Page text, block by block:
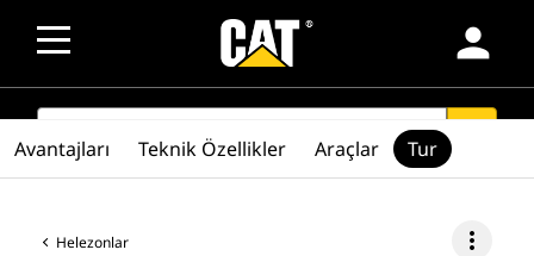
person
SEARCH
Helezonlar more_vert
Avantajları Teknik Özellikler Araçlar Tur